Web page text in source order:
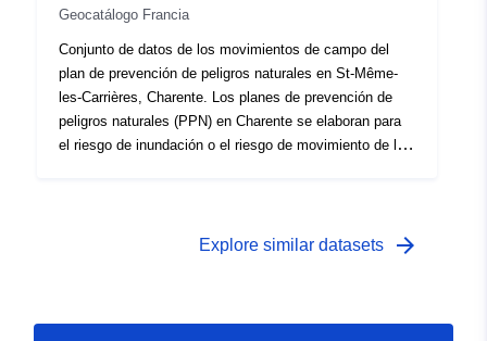
detectados durante el desarrollo del PPR.
Geocatálogo Francia
Conjunto de datos de los movimientos de campo del
plan de prevención de peligros naturales en St-Même-
les-Carrières, Charente. Los planes de prevención de
peligros naturales (PPN) en Charente se elaboran para
el riesgo de inundación o el riesgo de movimiento de la
la prevención de riesgos graves. Según lo decidido porExplore similar datasets arrow_forward